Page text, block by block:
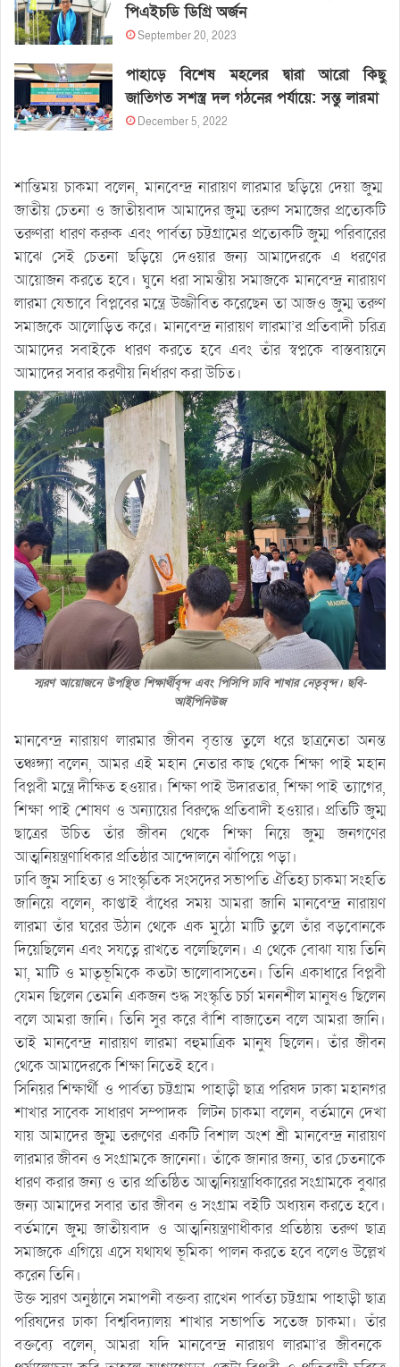
পিএইচডি ডিগ্রি অর্জন
September 20, 2023
পাহাড়ে বিশেষ মহলের দ্বারা আরো কিছু
জাতিগত সশস্ত্র দল গঠনের পর্যায়ে: সন্তু লারমা
December 5, 2022
শান্তিময় চাকমা বলেন, মানবেন্দ্র নারায়ণ লারমার ছড়িয়ে দেয়া জুম্ম
জাতীয় চেতনা ও জাতীয়বাদ আমাদের জুম্ম তরুণ সমাজের প্রত্যেকটি
তরুণরা ধারণ করুক এবং পার্বত্য চট্টগ্রামের প্রত্যেকটি জুম্ম পরিবারের
মাঝে সেই চেতনা ছড়িয়ে দেওয়ার জন্য আমাদেরকে এ ধরণের
আয়োজন করতে হবে। ঘুনে ধরা সামন্তীয় সমাজকে মানবেন্দ্র নারায়ণ
লারমা যেভাবে বিপ্লবের মন্ত্রে উজ্জীবিত করেছেন তা আজও জুম্ম তরুণ
সমাজকে আলোড়িত করে। মানবেন্দ্র নারায়ণ লারমা’র প্রতিবাদী চরিত্র
আমাদের সবাইকে ধারণ করতে হবে এবং তাঁর স্বপ্নকে বাস্তবায়নে
আমাদের সবার করণীয় নির্ধারণ করা উচিত।
স্মরণ আয়োজনে উপস্থিত শিক্ষার্থীবৃন্দ এবং পিসিপি ঢাবি শাখার নেতৃবৃন্দ। ছবি-
আইপিনিউজ
মানবেন্দ্র নারায়ণ লারমার জীবন বৃত্তান্ত তুলে ধরে ছাত্রনেতা অনন্ত
তঞ্চঙ্গ্যা বলেন, আমর এই মহান নেতার কাছ থেকে শিক্ষা পাই মহান
বিপ্লবী মন্ত্রে দীক্ষিত হওয়ার। শিক্ষা পাই উদারতার, শিক্ষা পাই ত্যাগের,
শিক্ষা পাই শোষণ ও অন্যায়ের বিরুদ্ধে প্রতিবাদী হওয়ার। প্রতিটি জুম্ম
ছাত্রের ‍উচিত তাঁর জীবন থেকে শিক্ষা নিয়ে জুম্ম জনগণের
আত্মনিয়ন্ত্রণাধিকার প্রতিষ্ঠার আন্দোলনে ঝাঁপিয়ে পড়া।
ঢাবি জুম সাহিত্য ও সাংস্কৃতিক সংসদের সভাপতি ঐতিহ্য চাকমা সংহতি
জানিয়ে বলেন, কাপ্তাই বাঁধের সময় আমরা জানি মানবেন্দ্র নারায়ণ
লারমা তাঁর ঘরের উঠান থেকে এক মুঠো মাটি তুলে তাঁর বড়বোনকে
দিয়েছিলেন এবং সযত্নে রাখতে বলেছিলেন। এ থেকে বোঝা যায় তিনি
মা, মাটি ও মাতৃভূমিকে কতটা ভালোবাসতেন। তিনি একাধারে বিপ্লবী
যেমন ছিলেন তেমনি একজন শুদ্ধ সংস্কৃতি চর্চা মননশীল মানুষও ছিলেন
বলে আমরা জানি। তিনি সুর করে বাঁশি বাজাতেন বলে আমরা জানি।
তাই মানবেন্দ্র নারায়ণ লারমা বহুমাত্রিক মানুষ ছিলেন। তাঁর জীবন
থেকে আমাদেরকে শিক্ষা নিতেই হবে।
সিনিয়র শিক্ষার্থী ও পার্বত্য চট্টগ্রাম পাহাড়ী ছাত্র পরিষদ ঢাকা মহানগর
শাখার সাবেক সাধারণ সম্পাদক লিটন চাকমা বলেন, বর্তমানে দেখা
যায় আমাদের জুম্ম তরুণের একটি বিশাল অংশ শ্রী মানবেন্দ্র নারায়ণ
লারমার জীবন ও সংগ্রামকে জানেনা। তাঁকে জানার জন্য, তার চেতনাকে
ধারণ করার জন্য ও তার প্রতিষ্ঠিত আত্মনিয়ন্ত্রাধিকারের সংগ্রামকে বুঝার
জন্য আমাদের সবার তার জীবন ও সংগ্রাম বইটি অধ্যয়ন করতে হবে।
বর্তমানে জুম্ম জাতীয়বাদ ও আত্মনিয়ন্ত্রণাধীকার প্রতিষ্ঠায় তরুণ ছাত্র
সমাজকে এগিয়ে এসে যথাযথ ভূমিকা পালন করতে হবে বলেও উল্লেখ
করেন তিনি।
উক্ত স্মরণ অনুষ্ঠানে সমাপনী বক্তব্য রাখেন পার্বত্য চট্টগ্রাম পাহাড়ী ছাত্র
পরিষদের ঢাকা বিশ্ববিদ্যালয় শাখার সভাপতি সতেজ চাকমা। তাঁর
বক্তব্যে বলেন, আমরা যদি মানবেন্দ্র নারায়ণ লারমা’র জীবনকে